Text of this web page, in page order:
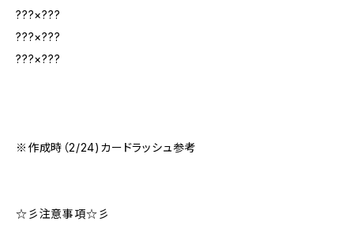
???×???
???×???
???×???
※作成時（2/24)カードラッシュ参考
☆彡注意事項☆彡